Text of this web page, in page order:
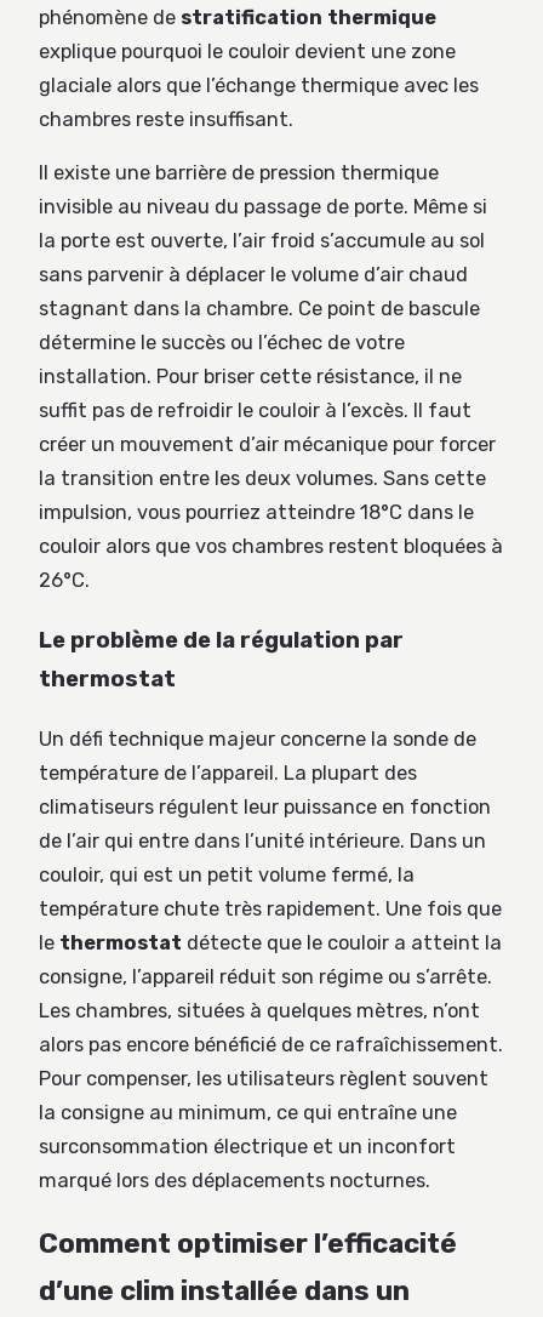
phénomène de stratification thermique
explique pourquoi le couloir devient une zone
glaciale alors que l’échange thermique avec les
chambres reste insuffisant.
Il existe une barrière de pression thermique
invisible au niveau du passage de porte. Même si
la porte est ouverte, l’air froid s’accumule au sol
sans parvenir à déplacer le volume d’air chaud
stagnant dans la chambre. Ce point de bascule
détermine le succès ou l’échec de votre
installation. Pour briser cette résistance, il ne
suffit pas de refroidir le couloir à l’excès. Il faut
créer un mouvement d’air mécanique pour forcer
la transition entre les deux volumes. Sans cette
impulsion, vous pourriez atteindre 18°C dans le
couloir alors que vos chambres restent bloquées à
26°C.
Le problème de la régulation par
thermostat
Un défi technique majeur concerne la sonde de
température de l’appareil. La plupart des
climatiseurs régulent leur puissance en fonction
de l’air qui entre dans l’unité intérieure. Dans un
couloir, qui est un petit volume fermé, la
température chute très rapidement. Une fois que
le thermostat détecte que le couloir a atteint la
consigne, l’appareil réduit son régime ou s’arrête.
Les chambres, situées à quelques mètres, n’ont
alors pas encore bénéficié de ce rafraîchissement.
Pour compenser, les utilisateurs règlent souvent
la consigne au minimum, ce qui entraîne une
surconsommation électrique et un inconfort
marqué lors des déplacements nocturnes.
Comment optimiser l’efficacité
d’une clim installée dans un